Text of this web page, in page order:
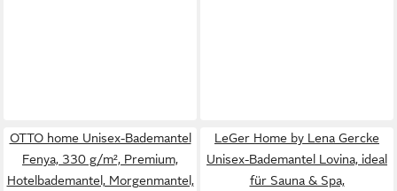
OTTO home Unisex-Bademantel
Fenya, 330 g/m², Premium,
Hotelbademantel, Morgenmantel,
LeGer Home by Lena Gercke
Unisex-Bademantel Lovina, ideal
für Sauna & Spa,